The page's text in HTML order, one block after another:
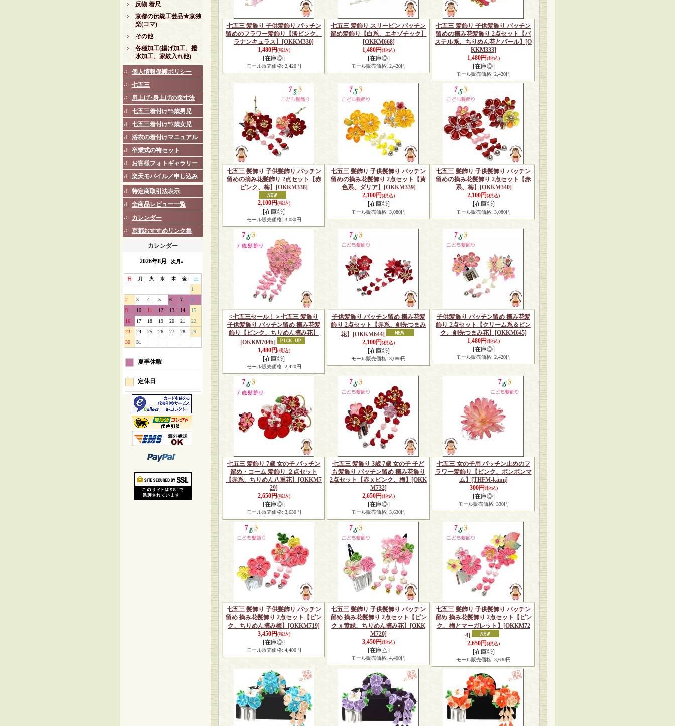
反物 着尺
京都の伝統工芸品★京独
楽(コマ)
その他
各種加工(揚げ加工、撥
水加工、家紋入れ他)
個人情報保護ポリシー
七五三
肩上げ･身上げの採寸法
七五三着付け*5歳男児
七五三着付け*7歳女児
浴衣の着付けマニュアル
卒業式の袴セット
お客様フォトギャラリー
楽天モバイル／申し込み
特定商取引法表示
全商品レビュー一覧
カレンダー
京都おすすめリンク集
カレンダー
2026年8月 次月»
日 月 火 水 木 金 土
1
2
3 4 5 6 7
8
9
10 11 12 13 14
15
16
17 18 19 20 21
22
23
24 25 26 27 28
29
30
31
夏季休暇
定休日
七五三 髪飾り 子供髪飾り パッチン
留めのフラワー髪飾り【淡ピンク、
ラナンキュラス】
[OKKM330]
1,480円(税込)
[在庫◎]
モール販売価格: 2,420円
七五三 髪飾り スリーピン パッチン
留め髪飾り【白系、エキゾチック】
[OKKM668]
1,480円(税込)
[在庫◎]
モール販売価格: 2,420円
七五三 髪飾り 子供髪飾り パッチン
留めの摘み花髪飾り 2点セット【パ
ステル系、ちりめん花とパール】
[O
KKM333]
1,480円(税込)
[在庫◎]
モール販売価格: 2,420円
七五三 髪飾り 子供髪飾り パッチン
留めの摘み花髪飾り 2点セット【赤
ピンク、梅】
[OKKM338]
2,100円(税込)
[在庫◎]
モール販売価格: 3,080円
七五三 髪飾り 子供髪飾り パッチン
留めの摘み花髪飾り 2点セット【黄
色系、ダリア】
[OKKM339]
2,100円(税込)
[在庫◎]
モール販売価格: 3,080円
七五三 髪飾り 子供髪飾り パッチン
留めの摘み花髪飾り 2点セット【赤
系、梅】
[OKKM340]
2,100円(税込)
[在庫◎]
モール販売価格: 3,080円
<七五三セール！＞七五三 髪飾り
子供髪飾り パッチン留め 摘み花髪
飾り【ピンク、ちりめん摘み花】
[OKKM704b]
1,480円(税込)
[在庫◎]
モール販売価格: 2,420円
子供髪飾り パッチン留め 摘み花髪
飾り 2点セット【赤系、剣先つまみ
花】
[OKKM644]
2,100円(税込)
[在庫◎]
モール販売価格: 3,080円
子供髪飾り パッチン留め 摘み花髪
飾り 2点セット【クリーム系＆ピン
ク、剣先つまみ花】
[OKKM645]
1,480円(税込)
[在庫◎]
モール販売価格: 2,420円
七五三 髪飾り 7歳 女の子 パッチン
留め・コーム 髪飾り ２点セット
【赤系、ちりめん八重花】
[OKKM7
29]
2,650円(税込)
[在庫◎]
モール販売価格: 3,630円
七五三 髪飾り 3歳 7歳 女の子 子ど
も髪飾り パッチン留め 摘み花飾り
2点セット【赤ｘピンク、梅】
[OKK
M732]
2,650円(税込)
[在庫◎]
モール販売価格: 3,630円
七五三 女の子用 パッチン止めのフ
ラワー髪飾り【ピンク、ポンポンマ
ム】
[THFM-kami]
300円(税込)
[在庫◎]
モール販売価格: 330円
七五三 髪飾り 子供髪飾り パッチン
留め 摘み花髪飾り 2点セット【ピン
ク、ちりめん摘み梅】
[OKKM719]
3,450円(税込)
[在庫◎]
モール販売価格: 4,400円
七五三 髪飾り 子供髪飾り パッチン
留め 摘み花髪飾り 2点セット【ピン
クｘ黄緑、ちりめん摘み花】
[OKK
M720]
3,450円(税込)
[在庫△]
モール販売価格: 4,400円
七五三 髪飾り 子供髪飾り パッチン
留め 摘み花髪飾り 2点セット【ピン
ク、梅とマーガレット】
[OKKM72
4]
2,650円(税込)
[在庫◎]
モール販売価格: 3,630円